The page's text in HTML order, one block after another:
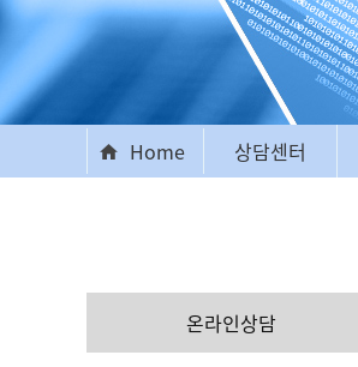
Home 상담센터
온라인상담